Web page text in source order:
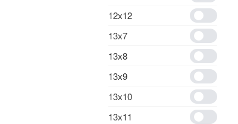
12х12
13х7
13х8
13х9
13х10
13х11